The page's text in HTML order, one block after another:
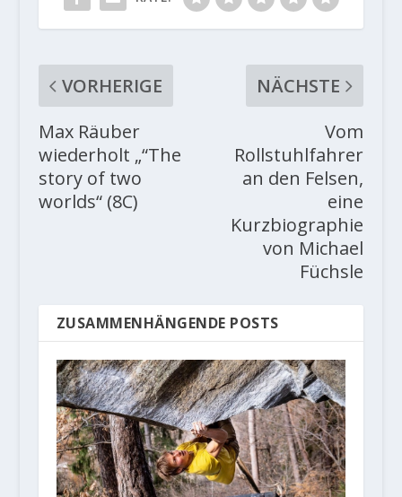
VORHERIGE
Max Räuber
wiederholt „“The
story of two
worlds“ (8C)
NÄCHSTE
Vom
Rollstuhlfahrer
an den Felsen,
eine
Kurzbiographie
von Michael
Füchsle
ZUSAMMENHÄNGENDE POSTS